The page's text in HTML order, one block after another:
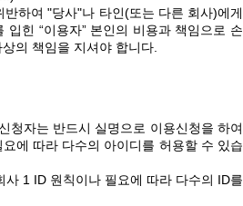
하여 "당사"나 타인(또는 다른 회사)에게
힌 “이용자” 본인의 비용과 책임으로 손
의 책임을 지셔야 합니다.
자는 반드시 실명으로 이용신청을 하여
에 따라 다수의 아이디를 허용할 수 있습
1 ID 원칙이나 필요에 따라 다수의 ID를